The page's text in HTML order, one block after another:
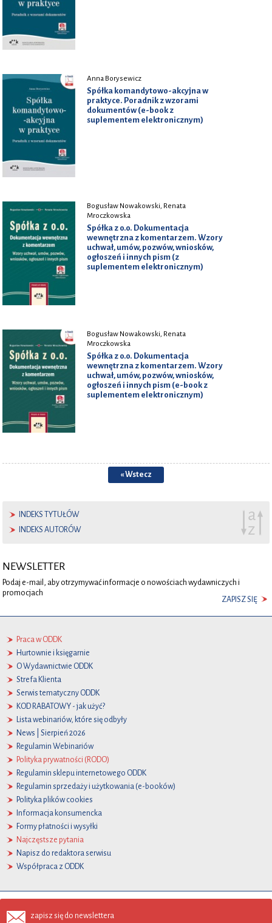
Anna Borysewicz
Spółka komandytowo-akcyjna w
praktyce. Poradnik z wzorami
dokumentów (e-book z
suplementem elektronicznym)
Bogusław Nowakowski, Renata
Mroczkowska
Spółka z o.o. Dokumentacja
wewnętrzna z komentarzem. Wzory
uchwał, umów, pozwów, wniosków,
ogłoszeń i innych pism (z
suplementem elektronicznym)
Bogusław Nowakowski, Renata
Mroczkowska
Spółka z o.o. Dokumentacja
wewnętrzna z komentarzem. Wzory
uchwał, umów, pozwów, wniosków,
ogłoszeń i innych pism (e-book z
suplementem elektronicznym)
« Wstecz
INDEKS TYTUŁÓW
INDEKS AUTORÓW
NEWSLETTER
Podaj e-mail, aby otrzymywać informacje o nowościach wydawniczych i
promocjach
ZAPISZ SIĘ
Praca w ODDK
Hurtownie i księgarnie
O Wydawnictwie ODDK
Strefa Klienta
Serwis tematyczny ODDK
KOD RABATOWY - jak użyć?
Lista webinariów, które się odbyły
News | Sierpień 2026
Regulamin Webinariów
Polityka prywatności (RODO)
Regulamin sklepu internetowego ODDK
Regulamin sprzedaży i użytkowania (e-booków)
Polityka plików cookies
Informacja konsumencka
Formy płatności i wysyłki
Najczęstsze pytania
Napisz do redaktora serwisu
Współpraca z ODDK
zapisz się do newslettera